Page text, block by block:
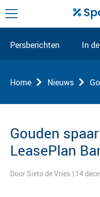
Persberichten In
Home Nieuws
Gouden
LeasePlan
Door Sieto de Vries | 14